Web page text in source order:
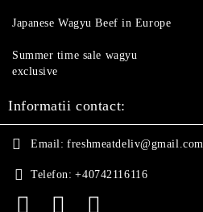
Japanese Wagyu Beef in Europe
Summer time sale wagyu
exclusive
Informatii contact:
Email: freshmeatdeliv@gmail.com
Telefon: +40742116116